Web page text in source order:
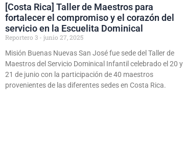
[Costa Rica] Taller de Maestros para
fortalecer el compromiso y el corazón del
servicio en la Escuelita Dominical
Reportero 3
junio 27, 2025
Misión Buenas Nuevas San José fue sede del Taller de
Maestros del Servicio Dominical Infantil celebrado el 20 y
21 de junio con la participación de 40 maestros
provenientes de las diferentes sedes en Costa Rica.